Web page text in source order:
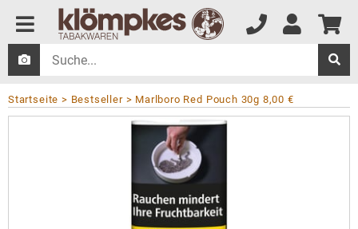
Startseite Bestseller Marlboro Red Pouch 30g 8,00 €